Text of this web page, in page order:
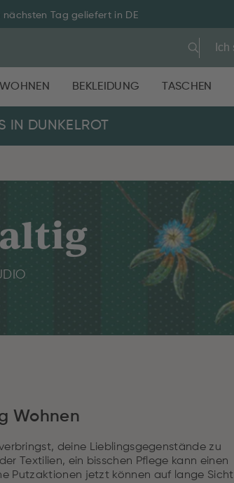
Tag geliefert in DE
WOHNEN BEKLEIDUNG TASCHEN
IN DUNKELROT
Wohnen
deine Lieblingsgegenstände zu
Textilien, ein bisschen Pflege kann einen
Putzaktionen jetzt können auf lange Sicht